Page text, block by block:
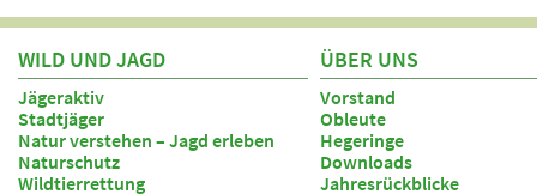
WILD UND JAGD
Jägeraktiv
Stadtjäger
Natur verstehen – Jagd erleben
Naturschutz
Wildtierrettung
ÜBER UNS
Vorstand
Obleute
Hegeringe
Downloads
Jahresrückblicke